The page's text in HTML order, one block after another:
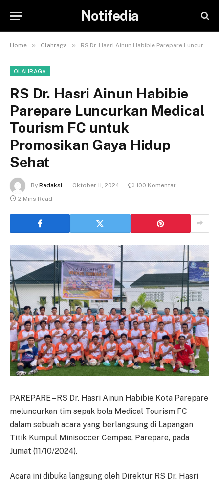
Notifedia
Home » Olahraga » RS Dr. Hasri Ainun Habibie Parepare Luncurkan Medical Tourism FC untuk Promosikan Gaya Hidup Sehat
OLAHRAGA
RS Dr. Hasri Ainun Habibie
Parepare Luncurkan Medical
Tourism FC untuk
Promosikan Gaya Hidup
Sehat
By Redaksi Oktober 11, 2024
100 Komentar
2 Mins Read
PAREPARE – RS Dr. Hasri Ainun Habibie Kota Parepare
meluncurkan tim sepak bola Medical Tourism FC
dalam sebuah acara yang berlangsung di Lapangan
Titik Kumpul Minisoccer Cempae, Parepare, pada
Jumat (11/10/2024).
Acara ini dibuka langsung oleh Direktur RS Dr. Hasri